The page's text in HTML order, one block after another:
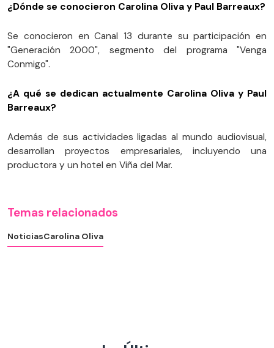
¿Dónde se conocieron Carolina Oliva y Paul Barreaux?
Se conocieron en Canal 13 durante su participación en
"Generación 2000", segmento del programa "Venga
Conmigo".
¿A qué se dedican actualmente Carolina Oliva y Paul
Barreaux?
Además de sus actividades ligadas al mundo audiovisual,
desarrollan proyectos empresariales, incluyendo una
productora y un hotel en Viña del Mar.
Temas relacionados
NoticiasCarolina Oliva